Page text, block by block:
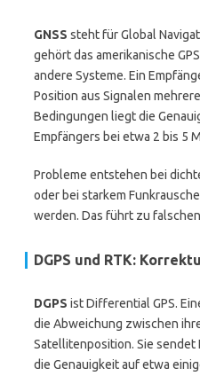
GNSS steht für Global
gehört das amerikanische
andere Systeme. Ein
Position aus Signalen
Bedingungen liegt die
Empfängers bei etwa 2 bis 5
Probleme entstehen bei
oder bei starkem
werden. Das führt zu
DGPS und RTK:
DGPS ist Differential GPS.
die Abweichung zwischen
Satellitenposition. Sie
die Genauigkeit auf etwa